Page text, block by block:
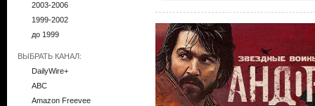
2003-2006
1999-2002
до 1999
ВЫБРАТЬ КАНАЛ:
DailyWire+
ABC
Amazon Freevee